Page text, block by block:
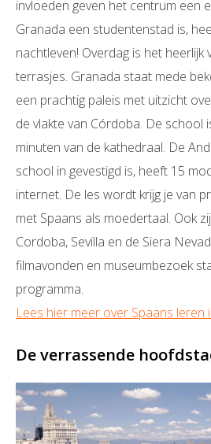
invloeden geven het centrum een
Granada een studentenstad is,
nachtleven! Overdag is het heerlijk
terrasjes. Granada staat mede
een prachtig paleis met uitzicht
de vlakte van Córdoba. De school
minuten van de kathedraal. De
school in gevestigd is, heeft 15
internet. De les wordt krijg je van
met Spaans als moedertaal. Ook
Cordoba, Sevilla en de Siera
filmavonden en museumbezoek
programma.
Lees hier meer over Spaans leren
De verrassende